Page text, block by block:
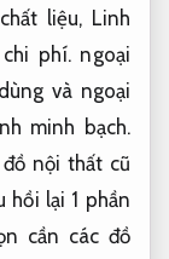
liệu, Linh
phí. ngoại
và ngoại
minh bạch.
nội thất cũ
hồi lại 1 phần
cần các đồ